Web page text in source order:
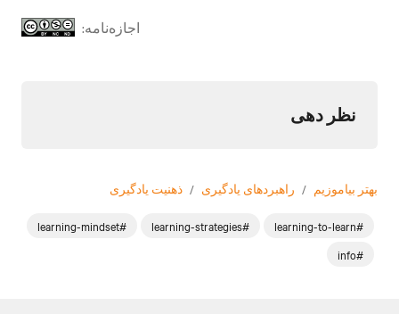
اجازه‌نامه:
نظر دهی
بهتر بیاموزیم / راهبردهای یادگیری / ذهنیت یادگیری
#learning-to-learn
#learning-strategies
#learning-mindset
#info